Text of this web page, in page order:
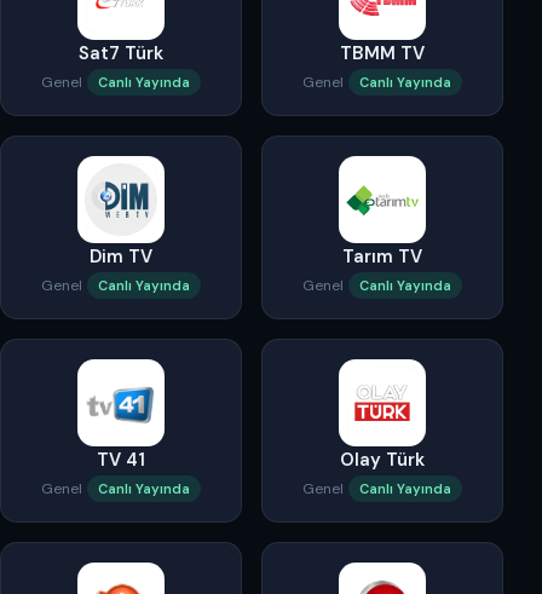
Sat7 Türk
Genel Canlı Yayında
TBMM TV
Genel Canlı Yayında
Dim TV
Genel Canlı Yayında
Tarım TV
Genel Canlı Yayında
TV 41
Genel Canlı Yayında
Olay Türk
Genel Canlı Yayında